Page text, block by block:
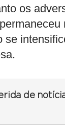
os
de